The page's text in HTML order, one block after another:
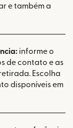
e também a
informe o
de contato e as
Escolha
disponíveis em